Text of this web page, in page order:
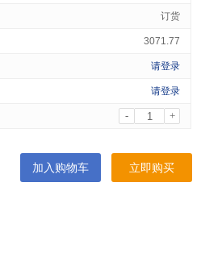
订货
3071.77
请登录
请登录
- +
加入购物车 立即购买